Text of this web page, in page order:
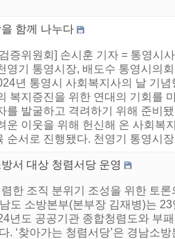
함께 나누다
증위원회] 손시훈 기자 = 통영시
영기 통영시장, 배도수 통영시의
년 통영시 사회복지사의 날 기
복지증진을 위한 연대의 기회를
를 발굴하고 격려하기 위해 준비
운 이웃을 위해 헌신해 온 사회복
순서로 진행됐다. 천영기 통영시
서 대상 청렴서당 운영
한 조직 분위기 조성을 위한 토
도 소방본부(본부장 김재병)는
년도 공공기관 종합청렴도와 부
. ‘찾아가는 청렴서당’은 경남소